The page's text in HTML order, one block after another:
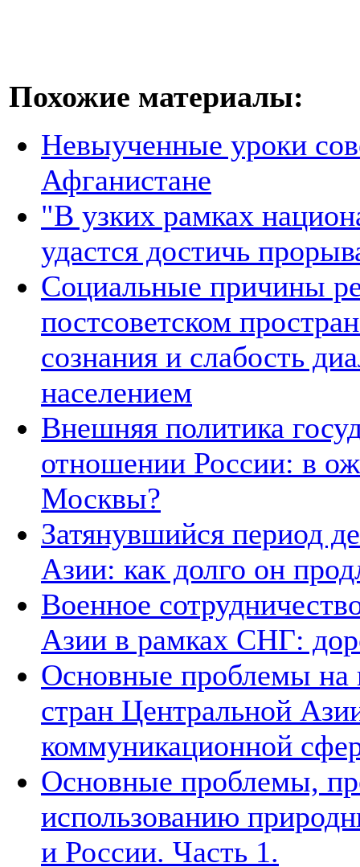
Похожие материалы:
Невыученные уроки
Афганистане
"В узких рамках
удастся достичь
Социальные причины
постсоветском
сознания и слабость
населением
Внешняя политика
отношении России: в
Москвы?
Затянувшийся период
Азии: как долго он
Военное
Азии в рамках СНГ:
Основные проблемы на
стран Центральной
коммуникационной
Основные проблемы,
использованию
и России. Часть 1.